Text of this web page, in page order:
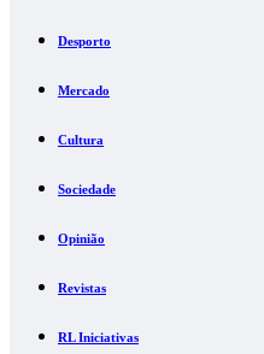
Desporto
Mercado
Cultura
Sociedade
Opinião
Revistas
RL Iniciativas